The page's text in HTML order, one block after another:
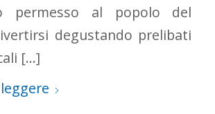
permesso al popolo del
degustando prelibati
[…]